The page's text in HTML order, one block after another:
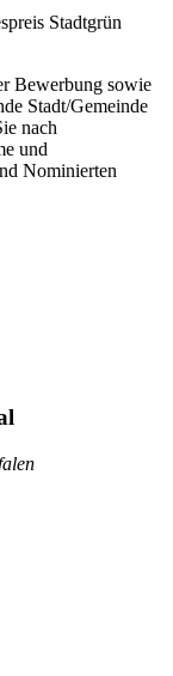
Stadtgrün
Bewerbung sowie
Stadt/Gemeinde
nach
und
Nominierten